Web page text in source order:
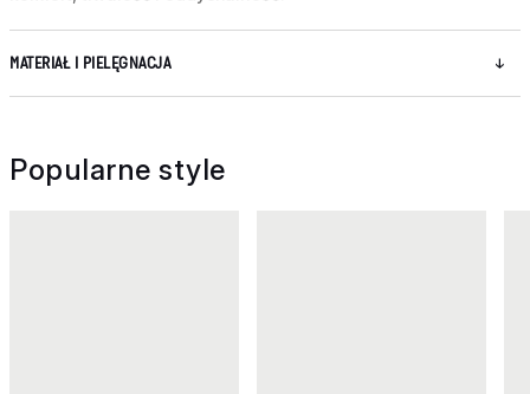
MATERIAŁ I PIELĘGNACJA
Popularne style